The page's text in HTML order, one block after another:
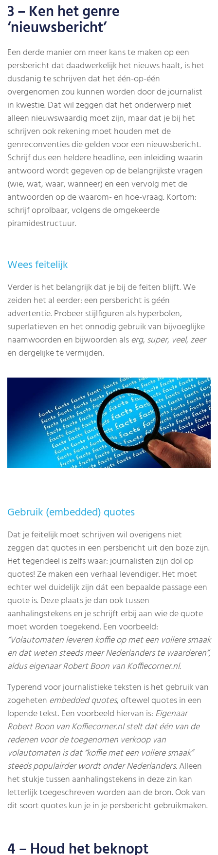
3 – Ken het genre
‘nieuwsbericht’
Een derde manier om meer kans te maken op een
persbericht dat daadwerkelijk het nieuws haalt, is het
dusdanig te schrijven dat het één-op-één
overgenomen zou kunnen worden door de journalist
in kwestie. Dat wil zeggen dat het onderwerp niet
alleen nieuwswaardig moet zijn, maar dat je bij het
schrijven ook rekening moet houden met de
genreconventies die gelden voor een nieuwsbericht.
Schrijf dus een heldere headline, een inleiding waarin
antwoord wordt gegeven op de belangrijkste vragen
(wie, wat, waar, wanneer) en een vervolg met de
antwoorden op de waarom- en hoe-vraag. Kortom:
schrijf oprolbaar, volgens de omgekeerde
piramidestructuur.
Wees feitelijk
Verder is het belangrijk dat je bij de feiten blijft. We
zeiden het al eerder: een persbericht is géén
advertentie. Probeer stijlfiguren als hyperbolen,
superlatieven en het onnodig gebruik van bijvoeglijke
naamwoorden en bijwoorden alserg, super, veel, zeer
en dergelijke te vermijden.
Gebruik (embedded) quotes
Dat je feitelijk moet schrijven wil overigens niet
zeggen dat quotes in een persbericht uit den boze zijn.
Het tegendeel is zelfs waar: journalisten zijn dol op
quotes! Ze maken een verhaal levendiger. Het moet
echter wel duidelijk zijn dát een bepaalde passage een
quote is. Deze plaats je dan ook tussen
aanhalingstekens en je schrijft erbij aan wie de quote
moet worden toegekend. Een voorbeeld:
“Volautomaten leveren koffie op met een vollere smaak
en dat weten steeds meer Nederlanders te waarderen”,
aldus eigenaar Robert Boon van Koffiecorner.nl.
Typerend voor journalistieke teksten is het gebruik van
zogeheten embedded quotes, oftewel quotes in een
lopende tekst. Een voorbeeld hiervan is: Eigenaar
Robert Boon van Koffiecorner.nl stelt dat één van de
redenen voor de toegenomen verkoop van
volautomaten is dat “koffie met een vollere smaak”
steeds populairder wordt onder Nederlanders.Alleen
het stukje tussen aanhalingstekens in deze zin kan
letterlijk toegeschreven worden aan de bron. Ook van
dit soort quotes kun je in je persbericht gebruikmaken.
4 – Houd het beknopt